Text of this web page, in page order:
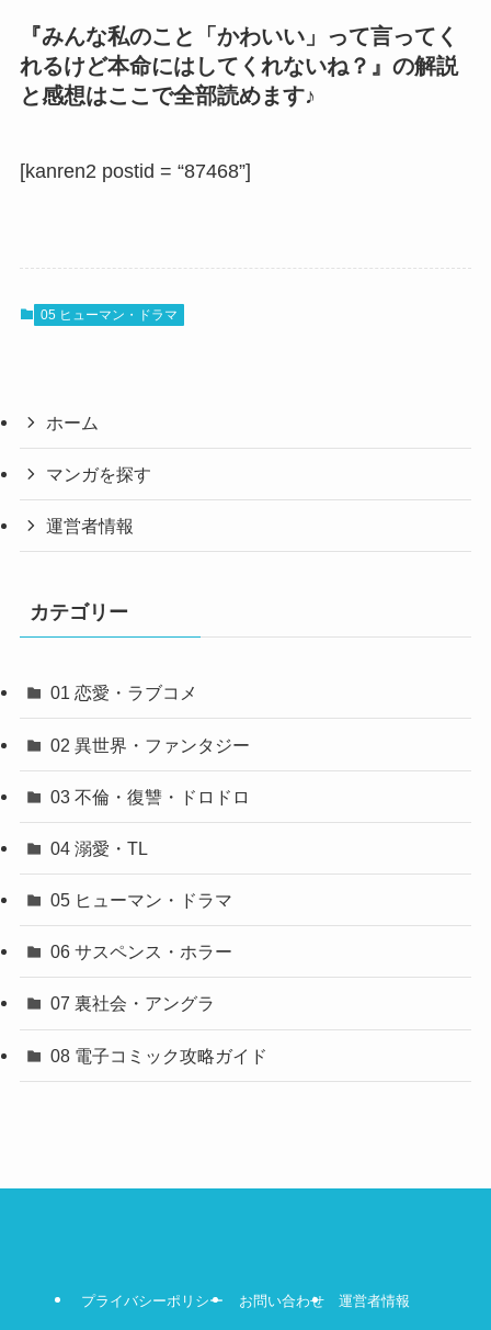
『みんな私のこと「かわいい」って言ってく
れるけど本命にはしてくれないね？』の解説
と感想はここで全部読めます♪
[kanren2 postid = “87468”]
05 ヒューマン・ドラマ
ホーム
マンガを探す
運営者情報
カテゴリー
01 恋愛・ラブコメ
02 異世界・ファンタジー
03 不倫・復讐・ドロドロ
04 溺愛・TL
05 ヒューマン・ドラマ
06 サスペンス・ホラー
07 裏社会・アングラ
08 電子コミック攻略ガイド
プライバシーポリシー お問い合わせ 運営者情報